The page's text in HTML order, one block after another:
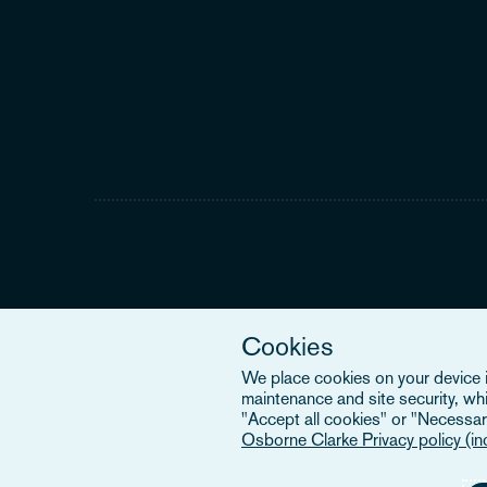
Cookies
We place cookies on your
maintenance and site security,
"Accept all cookies" or
Osborne Clarke Privacy policy